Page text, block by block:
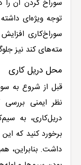
سوراخ کردن آن را
توجه ویژه‌ای
سوراخ‌کاری
مته‌های کند نیز
محل دریل کاری
قبل از شروع به
نظر ایمنی
دریل‌کاری، به
برخورد کنید که
داشت. بنابراین،